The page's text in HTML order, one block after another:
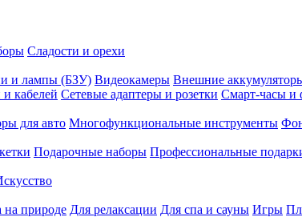
Сладости и орехи
и лампы (БЗУ) Видеокамеры Внешние
кабелей Сетевые адаптеры и розетки Смарт-часы и
для авто Многофункциональные инструменты
Подарочные наборы Профессиональные
на природе Для релаксации Для спа и сауны Игры